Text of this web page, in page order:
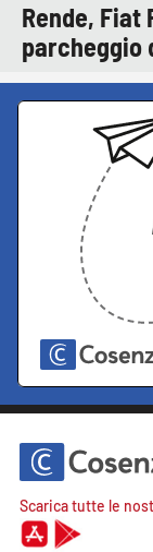
Rende, Fiat
parcheggio
Scarica tutte le